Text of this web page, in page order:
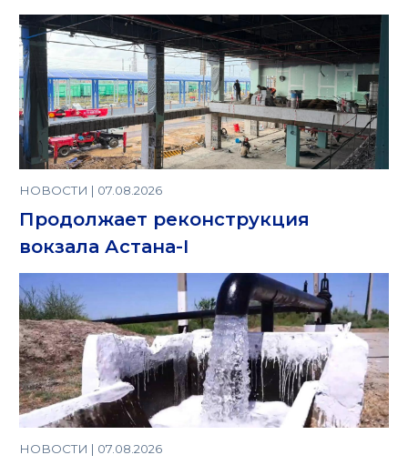
НОВОСТИ | 07.08.2026
Продолжает реконструкция
вокзала Астана-I
НОВОСТИ | 07.08.2026